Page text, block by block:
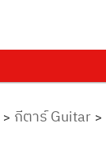
> กีตาร์ Guitar >